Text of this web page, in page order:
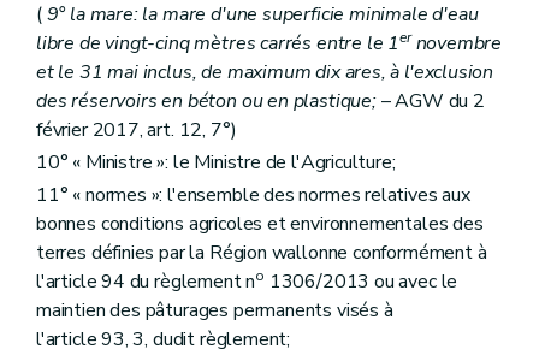
(9° la mare: la mare d'une superficie minimale d'eau
libre de vingt-cinq mètres carrés entre le 1ernovembre
et le 31 mai inclus, de maximum dix ares, à l'exclusion
des réservoirs en béton ou en plastique;– AGW du 2
février 2017, art. 12, 7°)
10° « Ministre »: le Ministre de l'Agriculture;
11° « normes »: l'ensemble des normes relatives aux
bonnes conditions agricoles et environnementales des
terres définies par la Région wallonne conformément à
l'article 94 du règlement no 1306/2013 ou avec le
maintien des pâturages permanents visés à
l'article 93, 3, dudit règlement;